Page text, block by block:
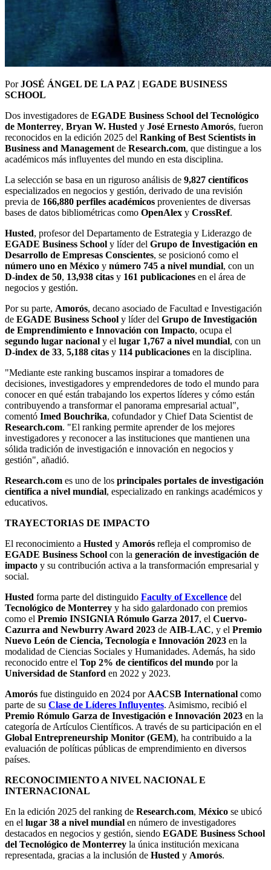
PorJOSÉ ÁNGEL DE LA PAZ | EGADE BUSINESS
SCHOOL
Dos investigadores de EGADE Business School del Tecnológico
de Monterrey, Bryan W. Husted y José Ernesto Amorós, fueron
reconocidos en la edición 2025 del Ranking of Best Scientists in
Business and Managementde Research.com, que distingue a los
académicos más influyentes del mundo en esta disciplina.
La selección se basa en un riguroso análisis de 9,827 científicos
especializados en negocios y gestión, derivado de una revisión
previa de 166,880 perfiles académicos provenientes de diversas
bases de datos bibliométricas como OpenAlex y CrossRef.
Husted, profesor del Departamento de Estrategia y Liderazgo de
EGADE Business School y líder del Grupo de Investigación en
Desarrollo de Empresas Conscientes, se posicionó como el
número uno en México y número 745 a nivel mundial, con un
D-index de 50, 13,938 citas y 161 publicaciones en el área de
negocios y gestión.
Por su parte, Amorós, decano asociado de Facultad e Investigación
de EGADE Business School y líder del Grupo de Investigación
de Emprendimiento e Innovación con Impacto, ocupa el
segundo lugar nacional y el lugar 1,767 a nivel mundial, con un
D-index de 33, 5,188 citas y 114 publicaciones en la disciplina.
"Mediante este ranking buscamos inspirar a tomadores de
decisiones, investigadores y emprendedores de todo el mundo para
conocer en qué están trabajando los expertos líderes y cómo están
contribuyendo a transformar el panorama empresarial actual",
comentó Imed Bouchrika, cofundador y Chief Data Scientist de
Research.com. "El ranking permite aprender de los mejores
investigadores y reconocer a las instituciones que mantienen una
sólida tradición de investigación e innovación en negocios y
gestión", añadió.
Research.com es uno de los principales portales de investigación
científica a nivel mundial, especializado en rankings académicos y
educativos.
TRAYECTORIAS DE IMPACTO
El reconocimiento a Husted y Amorós refleja el compromiso de
EGADE Business School con la generación de investigación de
impacto y su contribución activa a la transformación empresarial y
social.
Husted forma parte del distinguido Faculty of Excellence del
Tecnológico de Monterrey y ha sido galardonado con premios
como el Premio INSIGNIA Rómulo Garza 2017, el Cuervo-
Cazurra and Newburry Award 2023 de AIB-LAC, y el Premio
Nuevo León de Ciencia, Tecnología e Innovación 2023 en la
modalidad de Ciencias Sociales y Humanidades. Además, ha sido
reconocido entre el Top 2% de científicos del mundo por la
Universidad de Stanford en 2022 y 2023.
Amorós fue distinguido en 2024 porAACSB International como
parte de su Clase de Líderes Influyentes. Asimismo, recibió el
Premio Rómulo Garza de Investigación e Innovación 2023 en la
categoría de Artículos Científicos. A través de su participación en el
Global Entrepreneurship Monitor (GEM), ha contribuido a la
evaluación de políticas públicas de emprendimiento en diversos
países.
RECONOCIMIENTO A NIVEL NACIONAL E
INTERNACIONAL
En la edición 2025 del ranking de Research.com, México se ubicó
en el lugar 38 a nivel mundial en número de investigadores
destacados en negocios y gestión, siendo EGADE Business School
del Tecnológico de Monterrey la única institución mexicana
representada, gracias a la inclusión de Husted y Amorós.